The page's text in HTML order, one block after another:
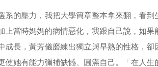
系的壓力，我把大學簡章整本拿來翻，看
上當時媽媽的病情惡化，我跟自己說，如
成長，黃芳儀磨練出獨立與早熟的性格，
使她有能力彌補缺憾、圓滿自己。「在人生